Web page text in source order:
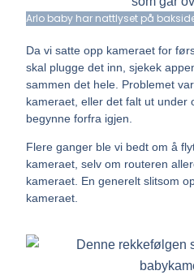
Arlo baby har nattlyset på
Da vi satte opp kameraet for
skal plugge det inn, sjekek
sammen det hele. Problemet
kameraet, eller det falt ut under
begynne forfra igjen.
Flere ganger ble vi bedt om å
kameraet, selv om routeren
kameraet. En generelt slitsom
kameraet.